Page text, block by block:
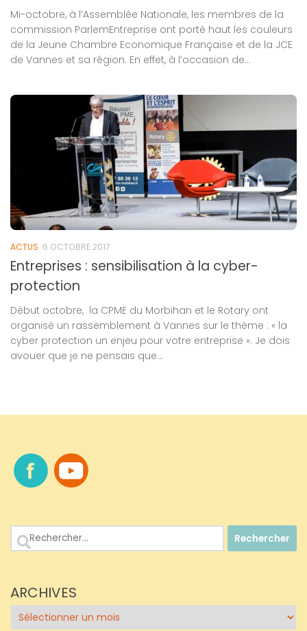
Mi-octobre, à l’Assemblée Nationale, les membres de la
commission ParlemEntreprise ont porté haut les couleurs
de la Jeune Chambre Economique Française et de la JCE
de Vannes et sa région. En effet, à l’occasion de...
ACTUS 6 OCTOBRE 2017
Entreprises : sensibilisation à la cyber-
protection
Début octobre, la CPME du Morbihan et le Rotary ont
organisé un rassemblement à Vannes sur le thème : « la
cyber protection un enjeu pour votre entreprise ». Je dois
avouer que je ne pensais que...
Rechercher :
ARCHIVES
Archives